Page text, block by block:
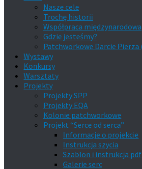
Nasze cele
Trochę historii
Współpraca międzynarodowa
Gdzie jesteśmy?
Patchworkowe Darcie Pierza
Wystawy
Konkursy
Warsztaty
Projekty
Projekty SPP
Projekty EQA
Kolonie patchworkowe
Projekt “Serce od serca”
Informacje o projekcie
Instrukcja szycia
Szablon i instrukcja pdf
Galerie serc